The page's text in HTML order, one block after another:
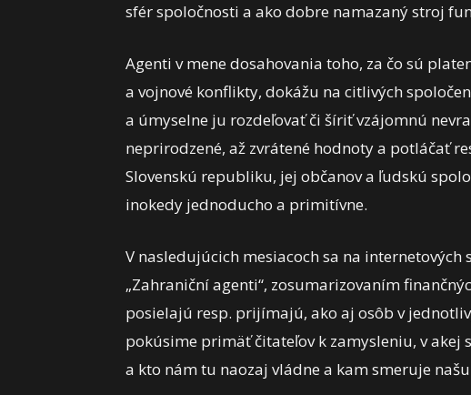
sfér spoločnosti a ako dobre namazaný stroj
Agenti v mene dosahovania toho, za čo sú
a vojnové konflikty, dokážu na citlivých
a úmyselne ju rozdeľovať či šíriť vzájomnú
neprirodzené, až zvrátené hodnoty a potláčať
Slovenskú republiku, jej občanov a ľudskú
inokedy jednoducho a primitívne.
V nasledujúcich mesiacoch sa na internetových
„Zahraniční agenti“, zosumarizovaním
posielajú resp. prijímajú, ako aj osôb v
pokúsime primäť čitateľov k zamysleniu, v akej
a kto nám tu naozaj vládne a kam smeruje